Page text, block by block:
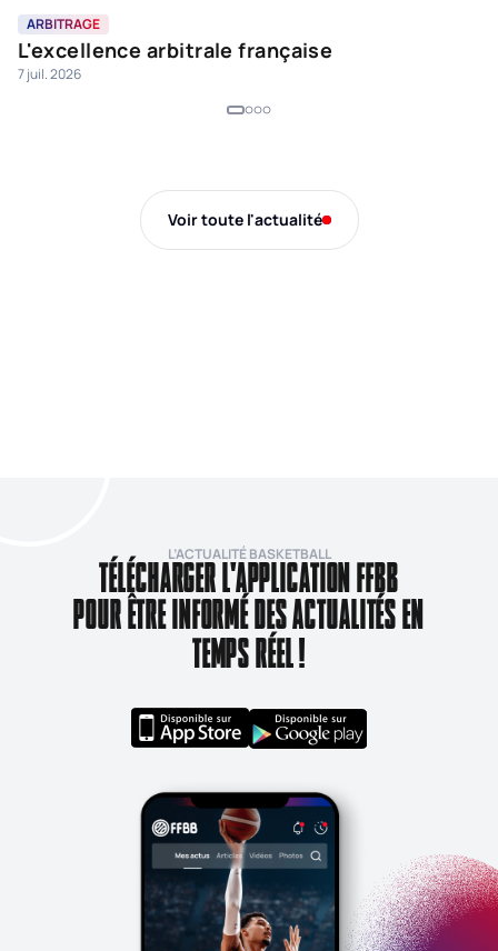
ARBITRAGE
L'excellence arbitrale française
7 juil. 2026
Voir toute l'actualité
L’ACTUALITÉ BASKETBALL
TÉLÉCHARGER L'APPLICATION FFBB
POUR ÊTRE INFORMÉ DES ACTUALITÉS EN
TEMPS RÉEL !